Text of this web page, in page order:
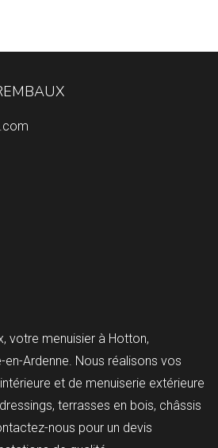
votre menuisier à Hotton,
Ardenne. Nous réalisons vos
et de menuiserie extérieure
terrasses en bois, châssis
nous pour un devis